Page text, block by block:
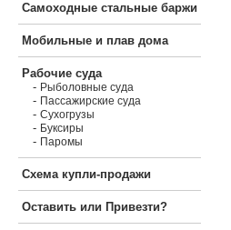
Самоходные стальные баржи
Мобильные и плав дома
Рабочие суда
- Рыболовные суда
- Пассажирские суда
- Сухогрузы
- Буксиры
- Паромы
Схема купли-продажи
Оставить или Привезти?